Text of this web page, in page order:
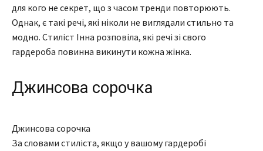
для кого не секрет, що з часом тренди повторюють.
Однак, є такі речі, які ніколи не виглядали стильно та
модно. Стиліст Інна розповіла, які речі зі свого
гардероба повинна викинути кожна жінка.
Джинсова сорочка
Джинсова сорочка
За словами стиліста, якщо у вашому гардеробі